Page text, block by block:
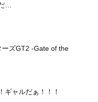
…
ズGT2 -Gate of the
ギャルだぁ！！！